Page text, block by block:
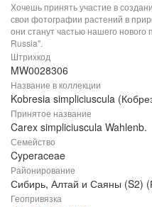
Хочешь принять участие в
свои фотографии растений в
они станут частью нашего
Russia".
Штрихкод
MW0028306
Название в коллекции
Kobresia simpliciuscula
Принятое название
Carex simpliciuscula Wahlenb.
Семейство
Cyperaceae
Районирование
Сибирь, Алтай и Саяны (S2)
Геопривязка